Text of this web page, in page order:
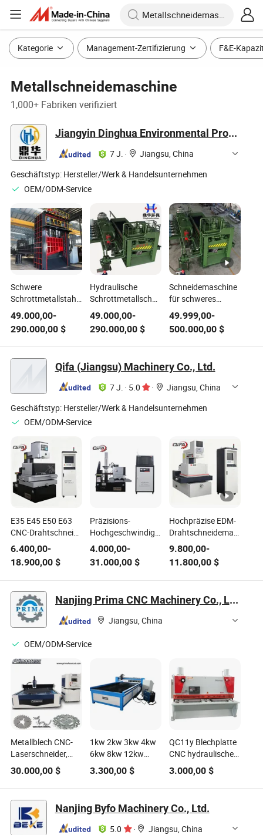
Kategorie Management-Zertifizierung F&E-
Metallschneidemaschine
1,000+ Fabriken verifiziert
Jiangyin Dinghua Environmental Protection Technology Co., Ltd.
7 J. ·
Jiangsu, China
Geschäftstyp: Hersteller/Werk & Handelsunternehmen
OEM/ODM-Service
Schwere
Schrottmetallstahl
hydraulische
Gabelschere
Schneidenschneider
Recyclingmaschine
für
Stahlwerkanlage
49.000,00-
290.000,00 $
Hydraulische
Schrottmetallschneidemaschine
mit hoher Qualität
49.000,00-
290.000,00$
Schneidemaschine
für schweres
Blechstahl,
Guillotine
49.999,00-
500.000,00$
Qifa (Jiangsu) Machinery Co., Ltd.
7 J. · 5.0 ·
Jiangsu, China
Geschäftstyp: Hersteller/Werk & Handelsunternehmen
OEM/ODM-Service
E35 E45 E50 E63
CNC-Drahtschneid-
EDM-Maschine 4
Achse ±0.005mm
Präzision für
Metallbearbeitung
6.400,00-
18.900,00 $
Präzisions-
Hochgeschwindigkeits-
CNC-EDM-
Drahtschneidemaschine
für effiziente
Metallbearbeitung
4.000,00-
31.000,00$
Hochpräzise EDM-
Drahtschneidemaschine
für die
Metallbearbeitung
9.800,00-
11.800,00$
Nanjing Prima CNC Machinery Co., Ltd.
Jiangsu, China
OEM/ODM-Service
Metallblech CNC-
Laserschneider,
Faserlaserschneidemaschine
für Aluminium,
Stahl
30.000,00 $
1kw 2kw 3kw 4kw
6kw 8kw 12kw
Edelstahl
Aluminium Kupfer
CNC Blech- oder
mit Hypertherm
Stromquelle
3.300,00$
QC11y Blechplatte
CNC hydraulische
Schwingschneid-
oder Guillotine-
Schneidmaschine
3.000,00$
Nanjing Byfo Machinery Co., Ltd.
5.0 · Jiangsu, China